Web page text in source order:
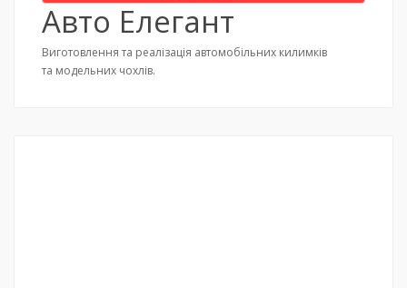
Авто Елегант
Виготовлення та реалізація автомобільних килимків
та модельних чохлів.